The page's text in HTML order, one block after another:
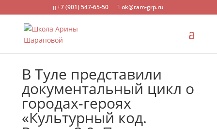
+7 (901) 547-65-50 ok@tam-grp.ru
В Туле представили
документальный цикл о
городах-героях
«Культурный код.